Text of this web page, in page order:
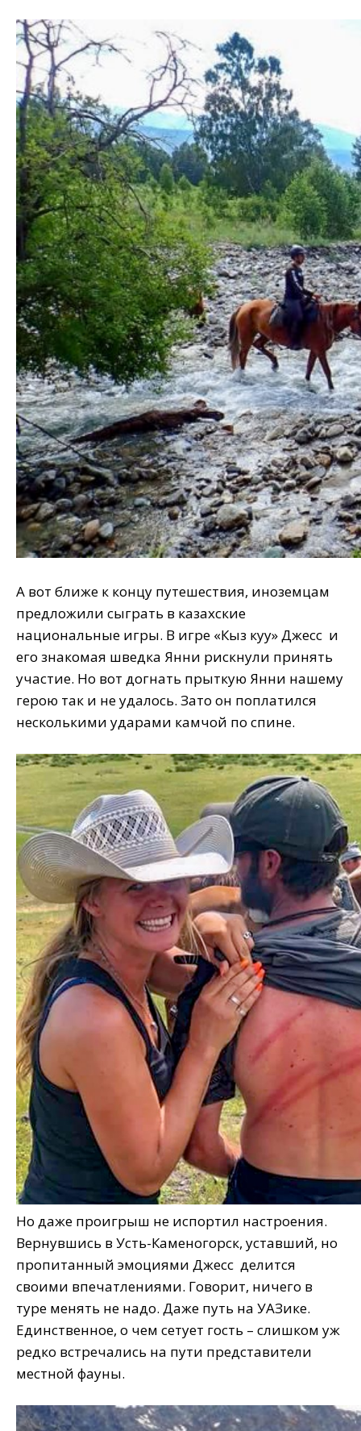
А вот ближе к концу путешествия, иноземцам
предложили сыграть в казахские
национальные игры. В игре «Кыз куу» Джесс и
его знакомая шведка Янни рискнули принять
участие. Но вот догнать прыткую Янни нашему
герою так и не удалось. Зато он поплатился
несколькими ударами камчой по спине.
Но даже проигрыш не испортил настроения.
Вернувшись в Усть-Каменогорск, уставший, но
пропитанный эмоциями Джесс делится
своими впечатлениями. Говорит, ничего в
туре менять не надо. Даже путь на УАЗике.
Единственное, о чем сетует гость – слишком уж
редко встречались на пути представители
местной фауны.